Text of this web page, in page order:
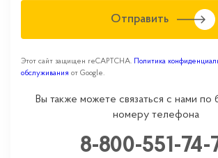
Отправить
Этот сайт защищен reCAPTCHA. Политика
обслуживания от Google.
Вы также можете связаться с нами по
номеру телефона
8-800-551-74-